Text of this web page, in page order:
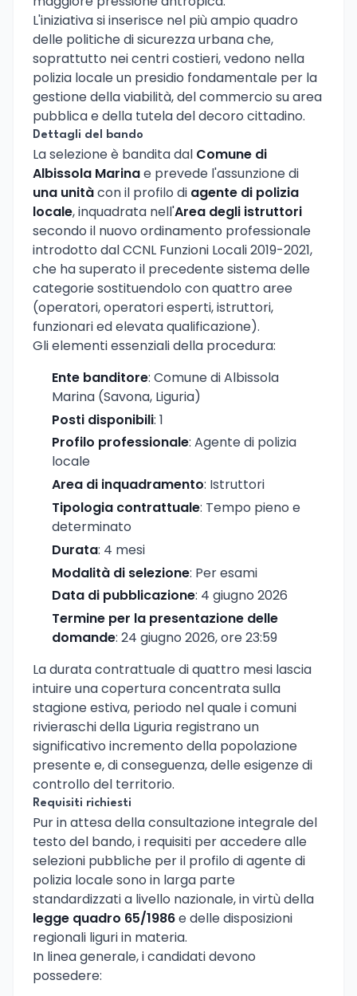
L'iniziativa si inserisce nel più ampio quadro
delle politiche di sicurezza urbana che,
soprattutto nei centri costieri, vedono nella
polizia locale un presidio fondamentale per la
gestione della viabilità, del commercio su area
pubblica e della tutela del decoro cittadino.
Dettagli del bando
La selezione è bandita dal Comune di
Albissola Marinae prevede l'assunzione di
una unitàcon il profilo di agente di polizia
locale, inquadrata nell'Area degli istruttori
secondo il nuovo ordinamento professionale
introdotto dal CCNL Funzioni Locali 2019-2021,
che ha superato il precedente sistema delle
categorie sostituendolo con quattro aree
(operatori, operatori esperti, istruttori,
funzionari ed elevata qualificazione).
Gli elementi essenziali della procedura:
Ente banditore: Comune di Albissola
Marina (Savona, Liguria)
Posti disponibili: 1
Profilo professionale: Agente di polizia
locale
Area di inquadramento: Istruttori
Tipologia contrattuale: Tempo pieno e
determinato
Durata: 4 mesi
Modalità di selezione: Per esami
Data di pubblicazione: 4 giugno 2026
Termine per la presentazione delle
domande: 24 giugno 2026, ore 23:59
La durata contrattuale di quattro mesi lascia
intuire una copertura concentrata sulla
stagione estiva, periodo nel quale i comuni
rivieraschi della Liguria registrano un
significativo incremento della popolazione
presente e, di conseguenza, delle esigenze di
controllo del territorio.
Requisiti richiesti
Pur in attesa della consultazione integrale del
testo del bando, i requisiti per accedere alle
selezioni pubbliche per il profilo di agente di
polizia locale sono in larga parte
standardizzati a livello nazionale, in virtù della
legge quadro 65/1986e delle disposizioni
regionali liguri in materia.
In linea generale, i candidati devono
possedere: